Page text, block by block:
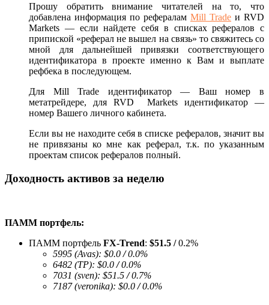
Прошу обратить внимание читателей на то, что
добавлена информация по рефералам Mill Trade и RVD
Markets — если найдете себя в списках рефералов с
припиской «реферал не вышел на связь» то свяжитесь со
мной для дальнейшей привязки соответствующего
идентификатора в проекте именно к Вам и выплате
рефбека в последующем.
Для Mill Trade идентификатор — Ваш номер в
метатрейдере, для RVD Markets идентификатор —
номер Вашего личного кабинета.
Если вы не находите себя в списке рефералов, значит вы
не привязаны ко мне как реферал, т.к. по указанным
проектам список рефералов полный.
Доходность активов за неделю
ПАММ портфель:
ПАММ портфель FX-Trend: $51.5 /0.2%
5995 (Avas): $0.0/0.0%
6482 (TP): $0.0/0.0%
7031 (sven): $51.5/0.7%
7187 (veronika): $0.0/0.0%